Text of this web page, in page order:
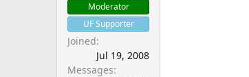
Moderator
UF Supporter
Joined
Jul 19, 2008
Messages